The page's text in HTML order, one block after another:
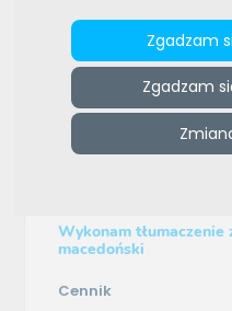
Zgadzam
Zgadzam
>Biuro
tłumaczenia -
Oferta
Wykonam
macedoński
Cennik